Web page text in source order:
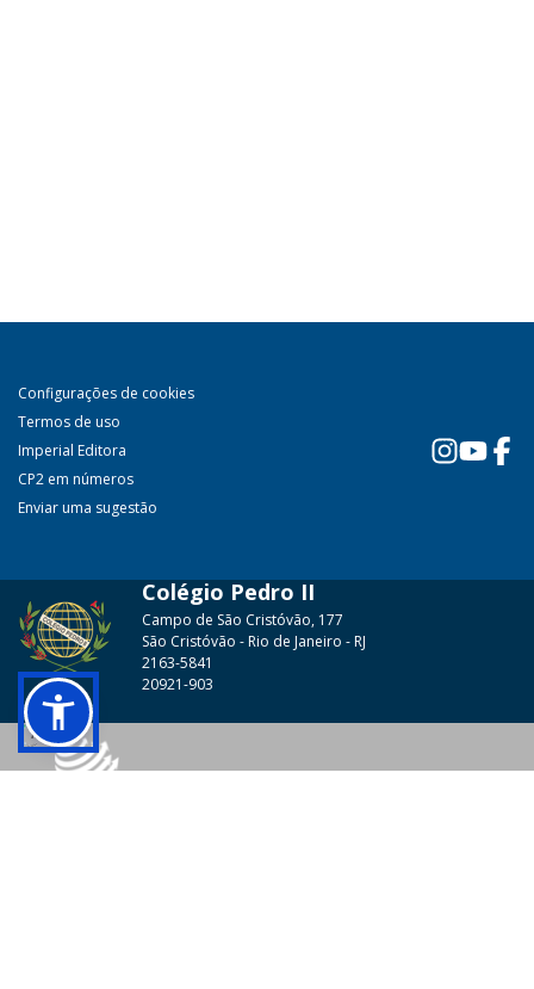
Configurações de cookies
Termos de uso
Imperial Editora
CP2 em números
Enviar uma sugestão
Colégio Pedro II
Campo de São Cristóvão, 177
São Cristóvão - Rio de Janeiro - RJ
2163-5841
20921-903